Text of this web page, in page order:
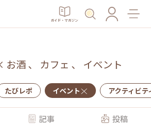
ガイド・マガジン
お酒 、 カフェ 、 イベント
たびレポ イベント アクティビテ
記事 投稿